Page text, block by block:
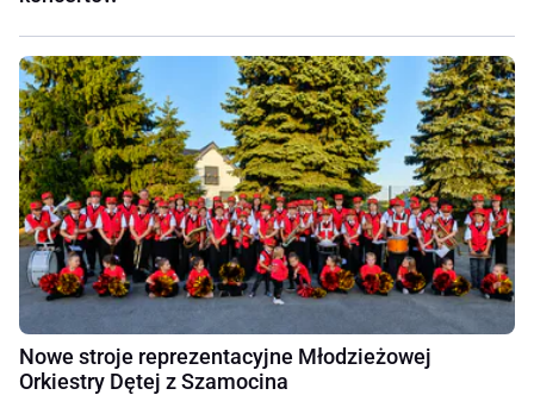
Nowe stroje reprezentacyjne Młodzieżowej
Orkiestry Dętej z Szamocina